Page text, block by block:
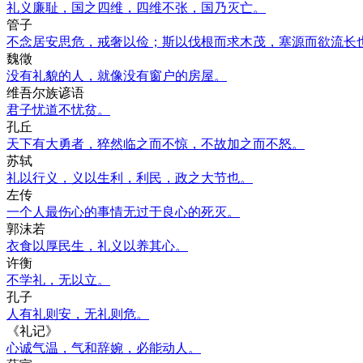
礼义廉耻，国之四维，四维不张，国乃灭亡。
管子
不念居安思危，戒奢以俭；斯以伐根而求木茂，塞源而欲流长
魏徵
没有礼貌的人，就像没有窗户的房屋。
维吾尔族谚语
君子忧道不忧贫。
孔丘
天下有大勇者，猝然临之而不惊，不故加之而不怒。
苏轼
礼以行义，义以生利，利民，政之大节也。
左传
一个人最伤心的事情无过于良心的死灭。
郭沫若
衣食以厚民生，礼义以养其心。
许衡
不学礼，无以立。
孔子
人有礼则安，无礼则危。
《礼记》
心诚气温，气和辞婉，必能动人。